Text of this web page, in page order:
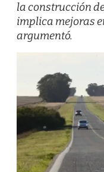
la construcción
implica mejoras
argumentó.